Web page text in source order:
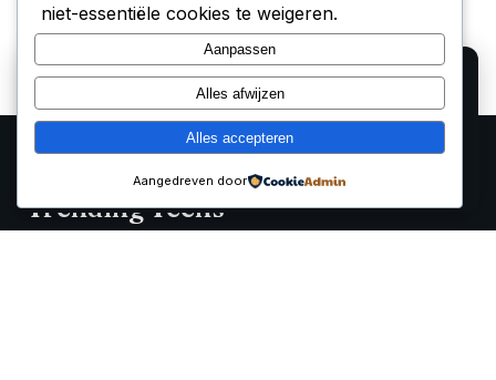
Trending Techs
We gebruiken cookies voor analyse en om onze
affiliate partners (Bol.com, Amazon) hun verkopen te
laten meten. Lees onsprivacy beleid.
Alleen functioneel
niet-essentiële cookies te weigeren.
Aanpassen
Alles afwijzen
Alles accepteren
Aangedreven door